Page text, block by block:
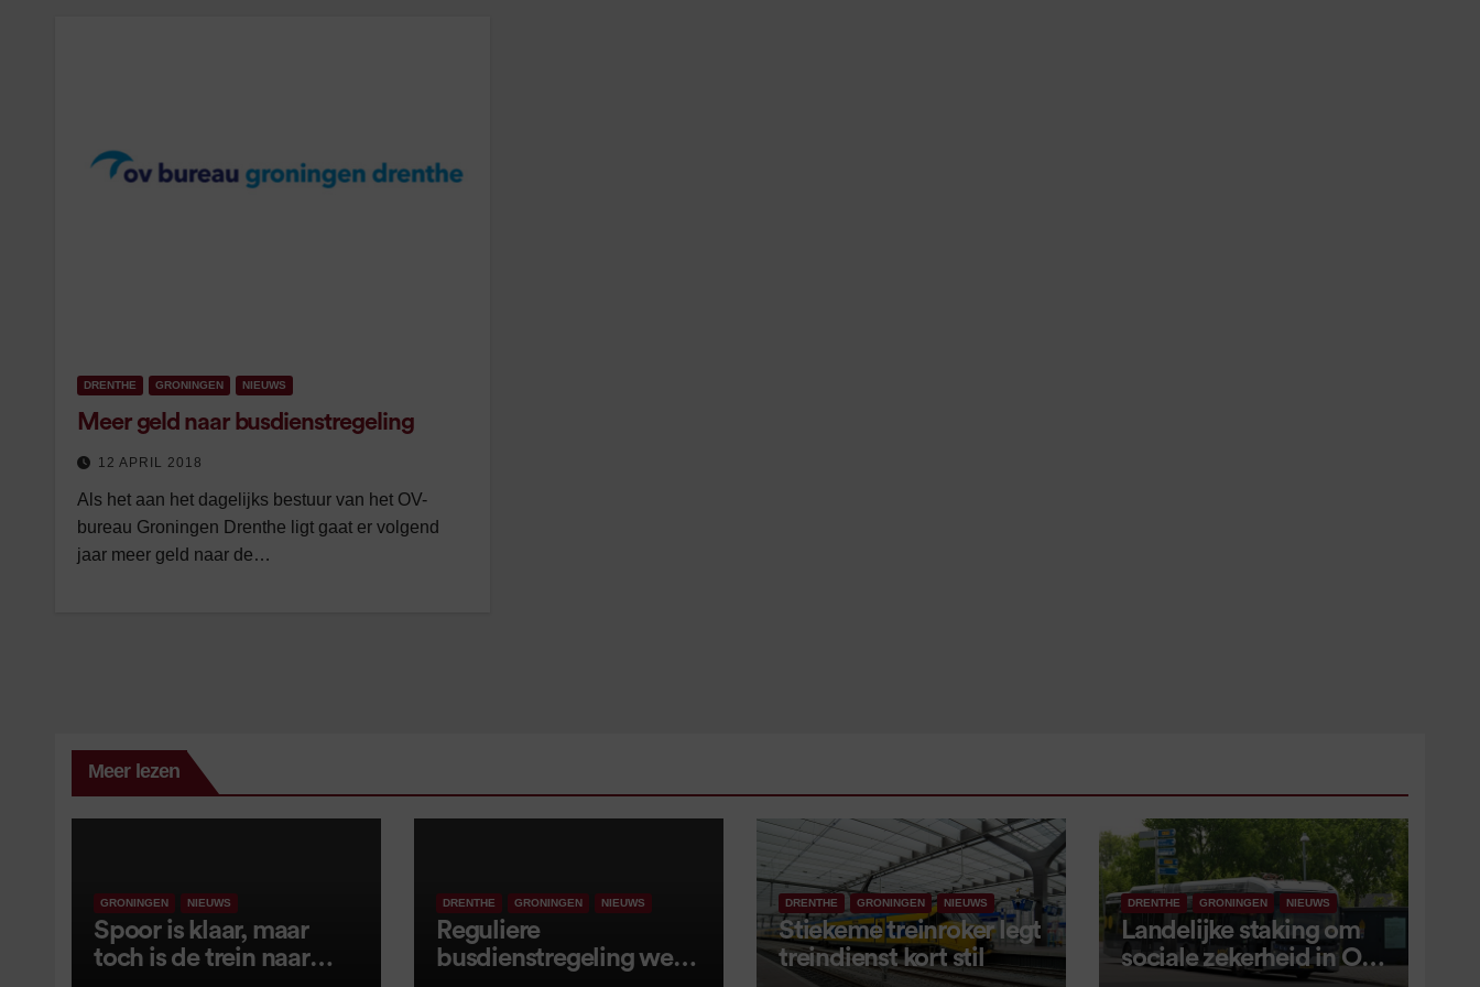
DRENTHE GRONINGEN NIEUWS
Meer geld naar busdienstregeling
12 APRIL 2018
Als het aan het dagelijks bestuur van het OV-
bureau Groningen Drenthe ligt gaat er volgend
jaar meer geld naar de…
Meer lezen
GRONINGEN NIEUWS
Spoor is klaar, maar
toch is de trein naar
DRENTHE GRONINGEN NIEUWS
Reguliere
busdienstregeling weer
DRENTHE GRONINGEN NIEUWS
Stiekeme treinroker legt
treindienst kort stil
DRENTHE GRONINGEN NIEUWS
Landelijke staking om
sociale zekerheid in OV